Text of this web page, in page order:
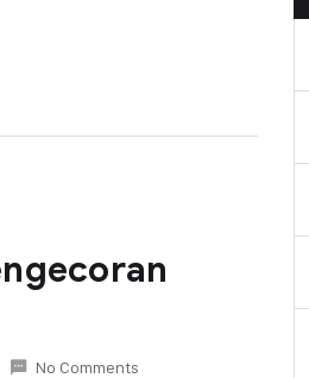
No Comments